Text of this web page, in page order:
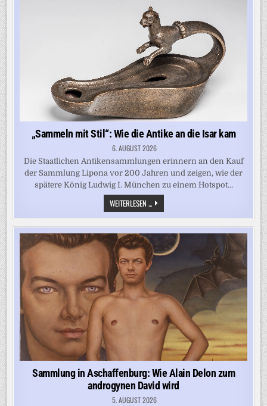
DER
NEUE
TREND
ZUM
SACHBUCH-
COMIC?
„Sammeln mit Stil“: Wie die Antike an die Isar kam
6. AUGUST 2026
Die Staatlichen Antikensammlungen erinnern an den Kauf
der Sammlung Lipona vor 200 Jahren und zeigen, wie der
spätere König Ludwig I. München zu einem Hotspot…
WEITERLESEN ... „SAMMELN
MIT
STIL“:
WIE
DIE
ANTIKE
AN
DIE
ISAR
Sammlung in Aschaffenburg: Wie Alain Delon zum
androgynen David wird
5. AUGUST 2026